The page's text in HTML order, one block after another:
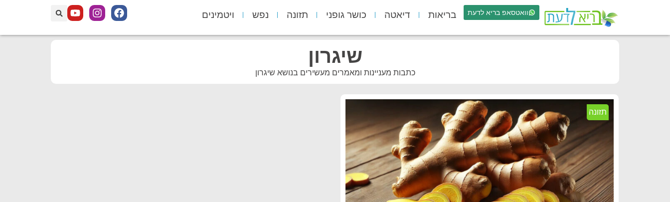
וואטסאפ בריא לדעת בריאות דיאטה כושר גופני תזונה נפש ויטמינים
שיגרון
כתבות מעניינות ומאמרים מעשירים בנושא שיגרון
תזונה